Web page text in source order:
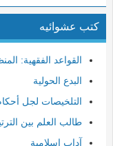
15- الحجر
16- النحل
كتب عشوائيه
القواعد الفقهية:
البدع الحولية
التلخيصات لجل
طالب العلم بين
آداب إسلامية